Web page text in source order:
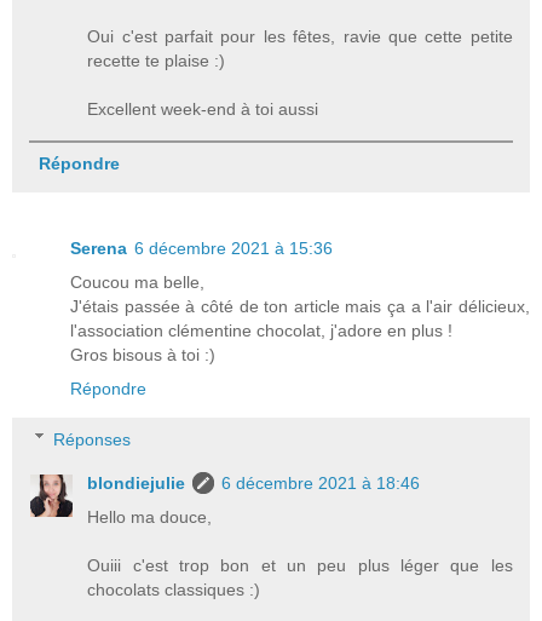
Oui c'est parfait pour les fêtes, ravie que cette petite
recette te plaise :)
Excellent week-end à toi aussi
Répondre
Serena 6 décembre 2021 à 15:36
Coucou ma belle,
J'étais passée à côté de ton article mais ça a l'air délicieux,
l'association clémentine chocolat, j'adore en plus !
Gros bisous à toi :)
Répondre
Réponses
blondiejulie
6 décembre 2021 à 18:46
Hello ma douce,
Ouiii c'est trop bon et un peu plus léger que les
chocolats classiques :)